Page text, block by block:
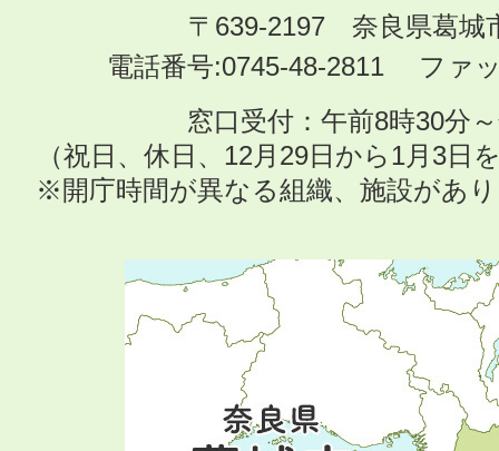
〒639-2197 奈良県葛城
電話番号:0745-48-2811 ファ
窓口受付：午前8時30分
（祝日、休日、12月29日から1月3日
※開庁時間が異なる組織、施設があ